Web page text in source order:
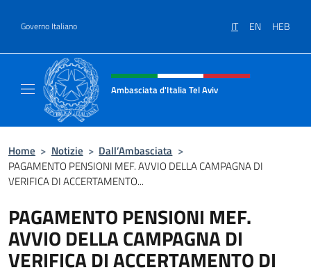
Governo Italiano IT EN HEB
Intestazione sito, social e menù
Ambasciata d'Italia Tel Aviv
Home > Notizie > Dall’Ambasciata >
PAGAMENTO PENSIONI MEF. AVVIO DELLA CAMPAGNA DI
VERIFICA DI ACCERTAMENTO...
PAGAMENTO PENSIONI MEF.
AVVIO DELLA CAMPAGNA DI
VERIFICA DI ACCERTAMENTO DI